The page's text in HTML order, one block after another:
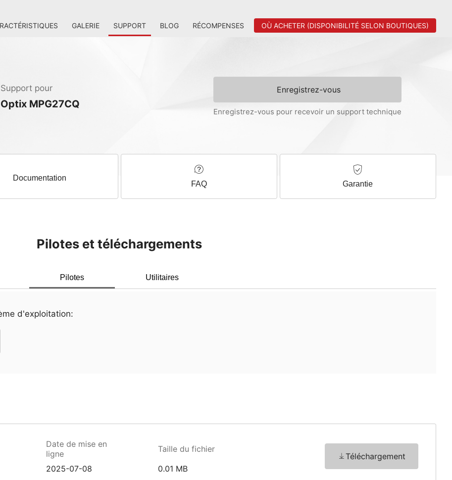
GALERIE SUPPORT BLOG RÉCOMPENSES OÙ ACHETER (DISPONIBILITÉ SELON BOUTIQUES)
Support pour
Optix MPG27CQ
Enregistrez-vous
Enregistrez-vous pour recevoir un support technique
Documentation
FAQ Garantie
Pilotes et téléchargements
Pilotes Utilitaires
d'exploitation:
Date de mise en
ligne
Taille du fichier
Téléchargement
2025-07-08 0.01 MB